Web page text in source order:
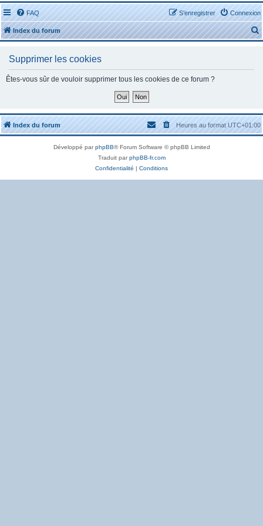
FAQ Connexion
S’enregistrer
Index du forum
e
c
h
Supprimer les cookies
Êtes-vous sûr de vouloir supprimer tous les cookies de ce forum ?
Index du forum Heures au formatUTC+01:00
Développé parphpBB® Forum Software © phpBB Limited
Traduit parphpBB-fr.com
Confidentialité | Conditions